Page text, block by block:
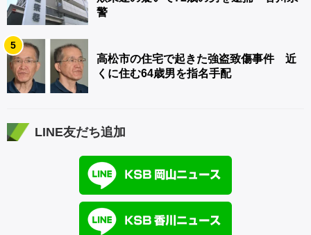
警
5
高松市の住宅で起きた強盗致傷事件 近
くに住む64歳男を指名手配
LINE友だち追加